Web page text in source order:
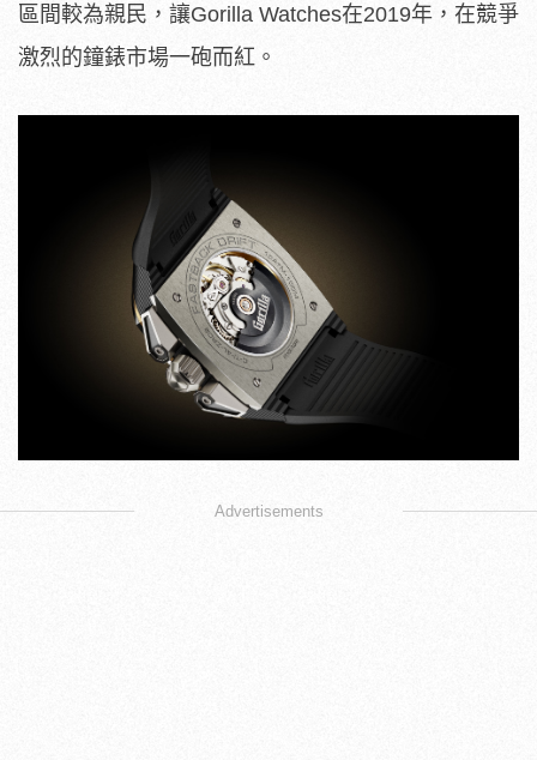
區間較為親民，讓Gorilla Watches在2019年，在競爭
激烈的鐘錶市場一砲而紅。
Advertisements